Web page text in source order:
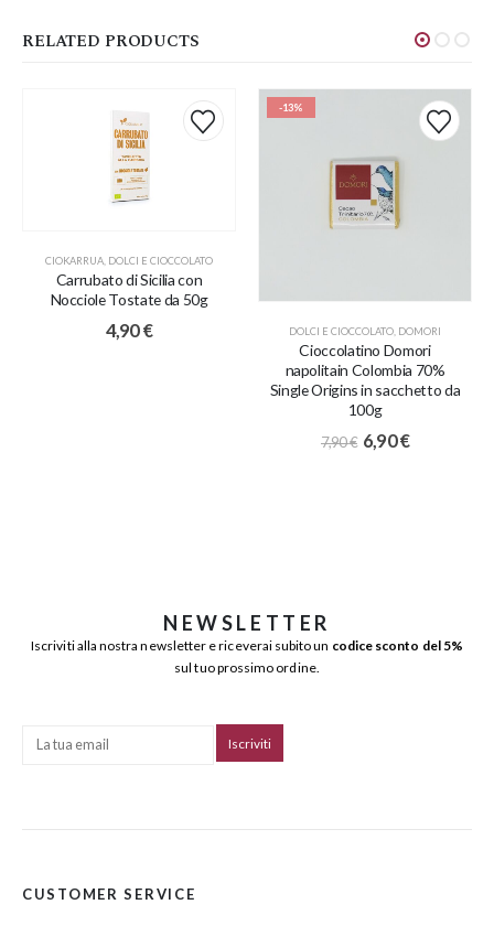
RELATED PRODUCTS
CIOKARRUA DOLCI E CIOCCOLATO
Carrubato di Sicilia con
Nocciole Tostate da 50g
4,90€
-13%
DOLCI E CIOCCOLATO DOMORI
Cioccolatino Domori
napolitain Colombia 70%
Single Origins in sacchetto da
100g
7,90€ 6,90€
NEWSLETTER
Iscriviti alla nostra newsletter e riceverai subito un codice sconto del 5%
sul tuo prossimo ordine.
CUSTOMER SERVICE